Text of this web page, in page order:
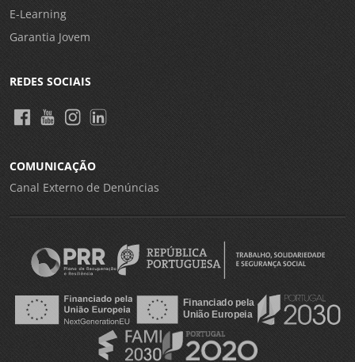
E-Learning
Garantia Jovem
REDES SOCIAIS
COMUNICAÇÃO
Canal Externo de Denúncias